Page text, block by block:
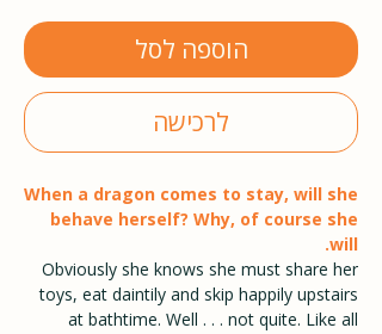
הוספה לסל
לרכישה
When a dragon comes to stay, will she
behave herself? Why, of course she
will.
Obviously she knows she must share her
toys, eat daintily and skip happily upstairs
at bathtime. Well . . . not quite. Like all